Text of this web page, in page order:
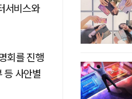
서비스와
회를 진행
등 사안별